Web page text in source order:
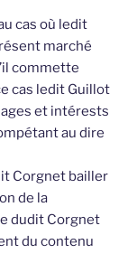
cas où ledit
marché
commette
cas ledit Guillot
et intérests
au dire
Corgnet bailler
de la
dudit Corgnet
du contenu